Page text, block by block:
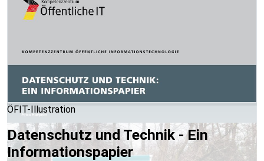
ÖFIT-Illustration
Datenschutz und Technik - Ein
Informationspapier